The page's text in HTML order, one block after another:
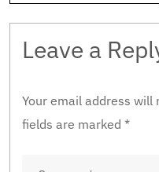
Leave a
Your email address will
fields are marked *